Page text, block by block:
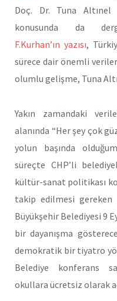
Doç. Dr. Tuna Altınel
konusunda da
F.Kurhan’ın yazısı,
sürece dair önemli
olumlu gelişme, Tuna
Yakın zamandaki
alanında “Her şey çok
yolun başında
süreçte CHP’li
kültür-sanat politikası
takip edilmesi
Büyükşehir Belediyesi 9
bir dayanışma
demokratik bir tiyatro
Belediye konferans
okullara ücretsiz olarak